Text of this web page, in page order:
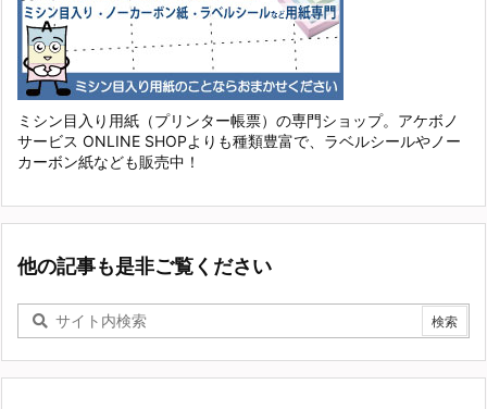
ミシン目入り用紙（プリンター帳票）の専門ショップ。アケボノ
サービス ONLINE SHOPよりも種類豊富で、ラベルシールやノー
カーボン紙なども販売中！
他の記事も是非ご覧ください